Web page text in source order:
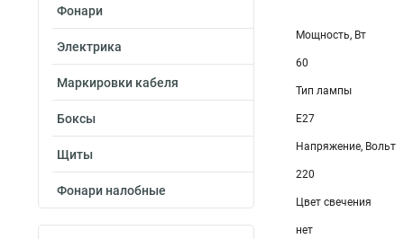
Фонари
Электрика
Маркировки кабеля
Боксы
Щиты
Фонари налобные
Мощность, Вт
60
Тип лампы
E27
Напряжение, Вольт
220
Цвет свечения
нет